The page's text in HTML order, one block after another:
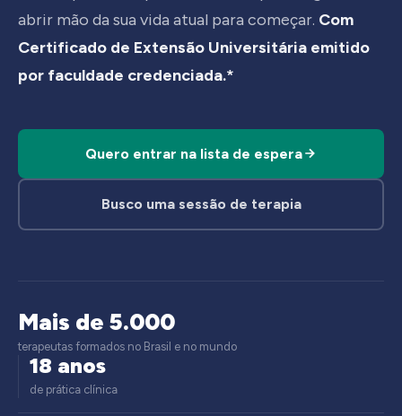
abrir mão da sua vida atual para começar. Com
Certificado de Extensão Universitária emitido
por faculdade credenciada.*
Quero entrar na lista de espera
Busco uma sessão de terapia
Mais de 5.000
terapeutas formados no Brasil e no mundo
18 anos
de prática clínica